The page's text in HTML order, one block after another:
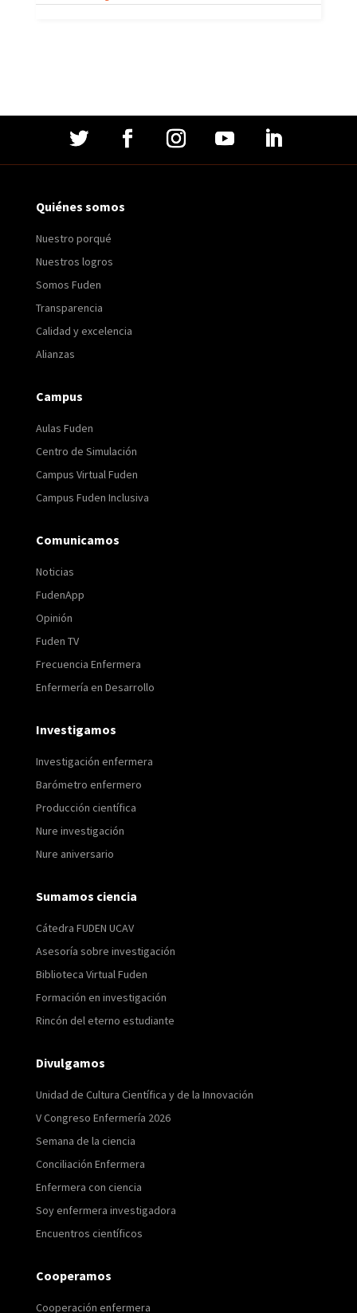
Quiénes somos
Nuestro porqué
Nuestros logros
Somos Fuden
Transparencia
Calidad y excelencia
Alianzas
Campus
Aulas Fuden
Centro de Simulación
Campus Virtual Fuden
Campus Fuden Inclusiva
Comunicamos
Noticias
FudenApp
Opinión
Fuden TV
Frecuencia Enfermera
Enfermería en Desarrollo
Investigamos
Investigación enfermera
Barómetro enfermero
Producción científica
Nure investigación
Nure aniversario
Sumamos ciencia
Cátedra FUDEN UCAV
Asesoría sobre investigación
Biblioteca Virtual Fuden
Formación en investigación
Rincón del eterno estudiante
Divulgamos
Unidad de Cultura Científica y de la Innovación
V Congreso Enfermería 2026
Semana de la ciencia
Conciliación Enfermera
Enfermera con ciencia
Soy enfermera investigadora
Encuentros científicos
Cooperamos
Cooperación enfermera